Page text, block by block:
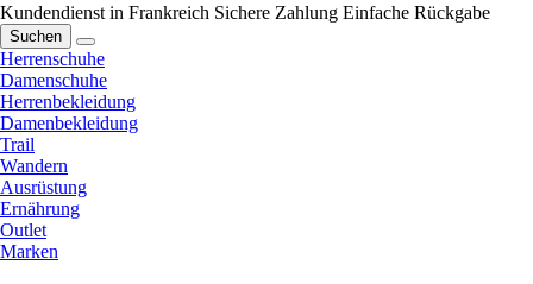
Kundendienst in Frankreich Sichere Zahlung Einfache Rückgabe
Suchen
Herrenschuhe
Damenschuhe
Herrenbekleidung
Damenbekleidung
Trail
Wandern
Ausrüstung
Ernährung
Outlet
Marken